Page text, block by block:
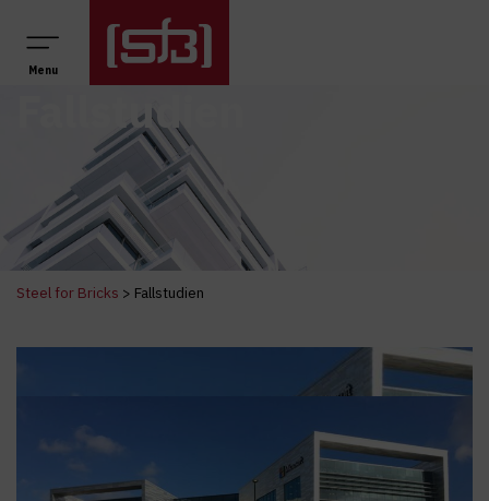
Hauptnavigation
Menu
Fallstudien
Steel for Bricks > Fallstudien